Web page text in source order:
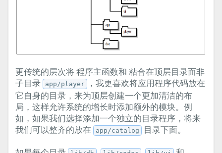
更传统的层次将 程序主函数和 粘合在顶层目录而非
子目录
app/player
，我更喜欢将应用程序代码放在
它自身的目录，来为顶层创建一个更加清洁的布
局，这样允许系统的增长时添加额外的模块。例
如，如果我们选择添加一个独立的目录程序，将来
我们可以整齐的放在
app/catalog
目录下面。